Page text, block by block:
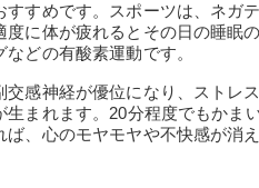
すすめです。スポーツは、ネガ
に体が疲れるとその日の睡眠
どの有酸素運動です。
感神経が優位になり、ストレ
まれます。20分程度でもかま
、心のモヤモヤや不快感が消